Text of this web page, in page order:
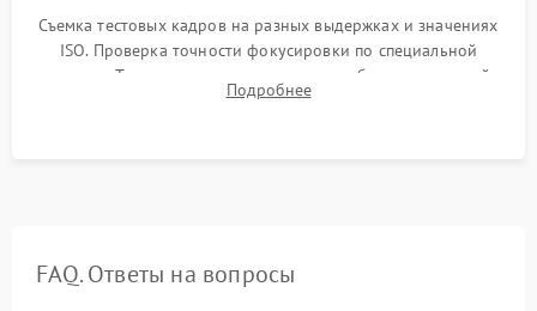
Съемка тестовых кадров на разных выдержках и значениях
ISO. Проверка точности фокусировки по специальной
мишени. Тест записи на карту памяти, работы встроенной
вспышки, микрофона и всех кнопок управления.
Подробнее
FAQ. Ответы на вопросы